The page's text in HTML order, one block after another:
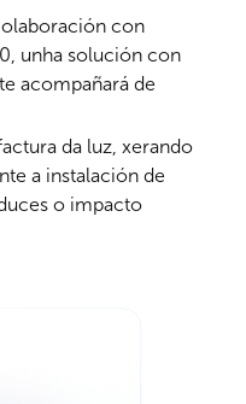
con
unha solución con
acompañará de
da luz, xerando
a instalación de
o impacto